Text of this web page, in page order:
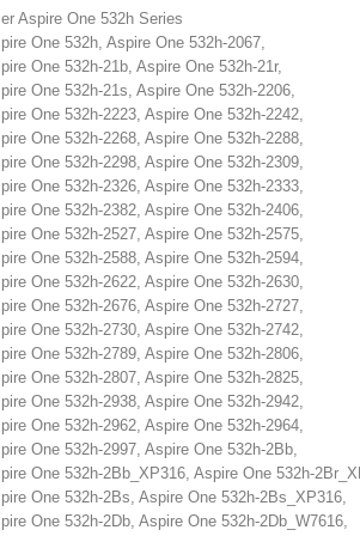
Aspire One 532h Series
One 532h, Aspire One 532h-2067,
One 532h-21b, Aspire One 532h-21r,
One 532h-21s, Aspire One 532h-2206,
One 532h-2223, Aspire One 532h-2242,
One 532h-2268, Aspire One 532h-2288,
One 532h-2298, Aspire One 532h-2309,
One 532h-2326, Aspire One 532h-2333,
One 532h-2382, Aspire One 532h-2406,
One 532h-2527, Aspire One 532h-2575,
One 532h-2588, Aspire One 532h-2594,
One 532h-2622, Aspire One 532h-2630,
One 532h-2676, Aspire One 532h-2727,
One 532h-2730, Aspire One 532h-2742,
One 532h-2789, Aspire One 532h-2806,
One 532h-2807, Aspire One 532h-2825,
One 532h-2938, Aspire One 532h-2942,
One 532h-2962, Aspire One 532h-2964,
One 532h-2997, Aspire One 532h-2Bb,
One 532h-2Bb_XP316, Aspire One 532h-
One 532h-2Bs, Aspire One 532h-2Bs_XP316,
One 532h-2Db, Aspire One 532h-2Db_W7616,